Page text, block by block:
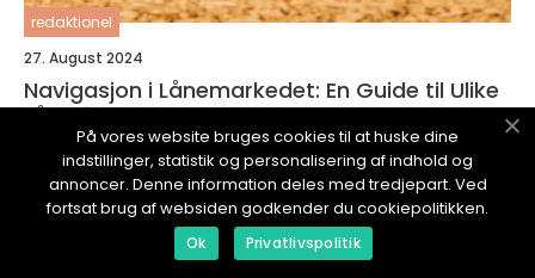
redaktionel
27. August 2024
Navigasjon i Lånemarkedet: En Guide til Ulike
Lånetilbud
På vores website bruges cookies til at huske dine
indstillinger, statistik og personalisering af indhold og
annoncer. Denne information deles med tredjepart. Ved
fortsat brug af websiden godkender du cookiepolitikken.
Ok Privatlivspolitik